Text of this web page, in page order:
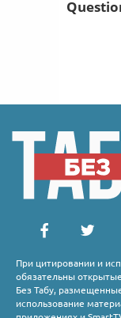
При цитировании и
обязательны
Без Табу,
использование